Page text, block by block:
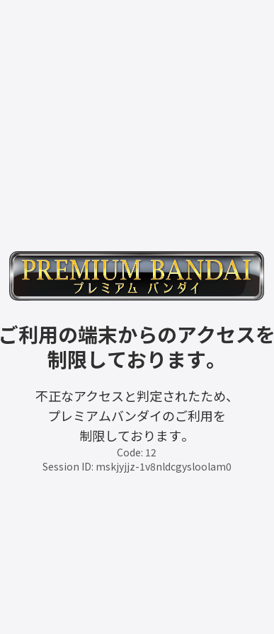
ご利用の端末からのアクセスを
制限しております。
不正なアクセスと判定されたため、
プレミアムバンダイのご利用を
制限しております。
Code: 12
Session ID: mskjyjjz-1v8nldcgysloolam0